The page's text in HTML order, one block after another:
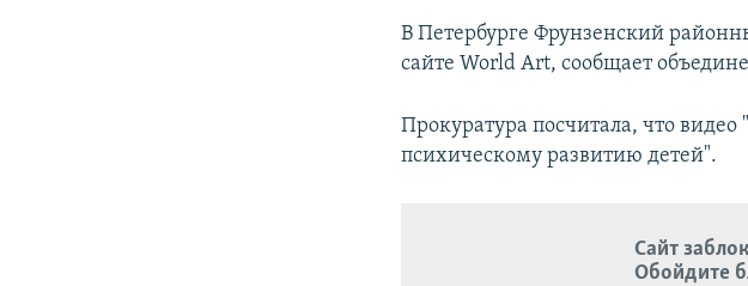
В Петербурге Фрунзенский
сайте World Art, сообщает
Прокуратура посчитала, что
психическому развитию детей".
Сайт
Обойдите